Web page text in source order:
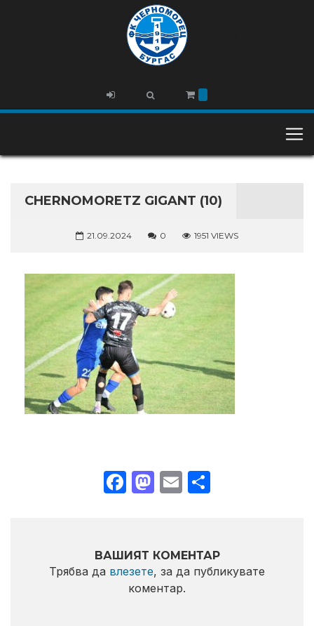
CHERNOMORETZ GIGANT (10)
21.09.2024 0 1951 VIEWS
Facebook
Mastodon
Email
ВАШИЯТ КОМЕНТАР
Трябва да влезете, за да публикувате
коментар.